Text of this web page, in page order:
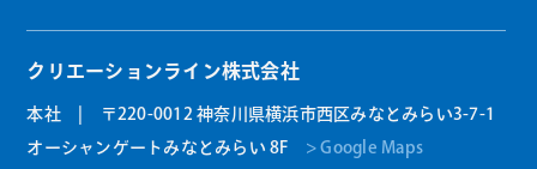
クリエーションライン株式会社
本社 | 〒220-0012 神奈川県横浜市西区みなとみらい3-7-1
オーシャンゲートみなとみらい 8F > Google Maps